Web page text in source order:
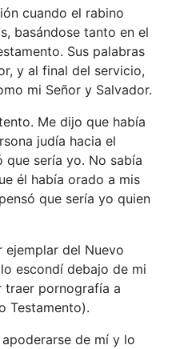
cuando el rabino
basándose tanto en el
Sus palabras
y al final del servicio,
mi Señor y Salvador.
Me dijo que había
judía hacia el
que sería yo. No sabía
él había orado a mis
que sería yo quien
ejemplar del Nuevo
escondí debajo de mi
traer pornografía a
Testamento).
de mí y lo